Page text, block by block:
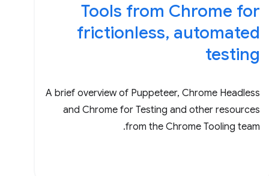
Tools from Chrome for
frictionless, automated
testing
A brief overview of Puppeteer, Chrome Headless
and Chrome for Testing and other resources
from the Chrome Tooling team.